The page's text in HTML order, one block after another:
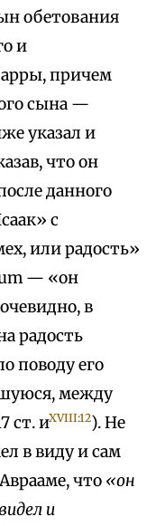
обетования
и
причем
сына —
указал и
что он
данного
с
или радость»
— «он
в
радость
поводу его
между
ст. иXVIII:12). Не
в виду и сам
что «он
и